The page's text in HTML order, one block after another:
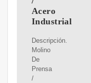
Acero
Industrial
Descripción.
Molino
De
Prensa
/